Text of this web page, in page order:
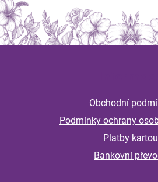
Z
Obchodní
Podmínky ochrany
Platby kartou
Bankovní